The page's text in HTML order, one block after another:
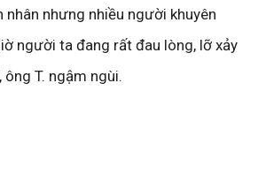
nhân nhưng nhiều người khuyên
người ta đang rất đau lòng, lỡ xảy
ông T. ngậm ngùi.